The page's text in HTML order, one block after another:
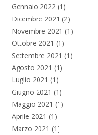
Gennaio 2022 (1)
Dicembre 2021 (2)
Novembre 2021 (1)
Ottobre 2021 (1)
Settembre 2021 (1)
Agosto 2021 (1)
Luglio 2021 (1)
Giugno 2021 (1)
Maggio 2021 (1)
Aprile 2021 (1)
Marzo 2021 (1)